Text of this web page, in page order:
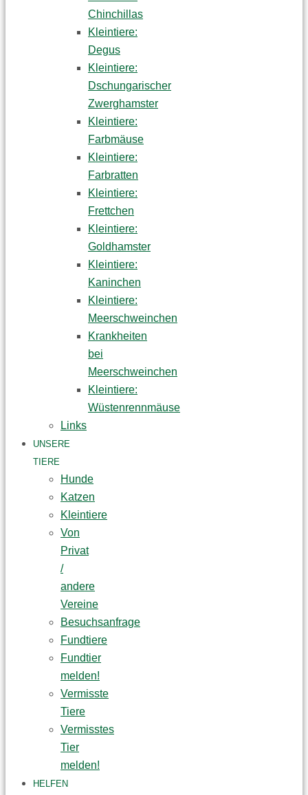
Chinchillas
Kleintiere:
Degus
Kleintiere:
Dschungarischer
Zwerghamster
Kleintiere:
Farbmäuse
Kleintiere:
Farbratten
Kleintiere:
Frettchen
Kleintiere:
Goldhamster
Kleintiere:
Kaninchen
Kleintiere:
Meerschweinchen
Krankheiten
bei
Meerschweinchen
Kleintiere:
Wüstenrennmäuse
Links
UNSERE
TIERE
Hunde
Katzen
Kleintiere
Von
Privat
/
andere
Vereine
Besuchsanfrage
Fundtiere
Fundtier
melden!
Vermisste
Tiere
Vermisstes
Tier
melden!
HELFEN